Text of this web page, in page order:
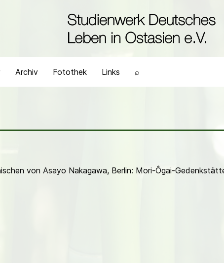
Archiv Fotothek Links ⌕
von Asayo Nakagawa, Berlin: Mori-Ôgai-